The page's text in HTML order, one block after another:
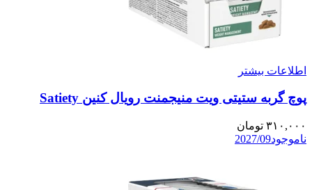
اطلاعات بیشتر
پوچ گربه ستیتی ویت منیجمنت رویال کنین Satiety
۳۱۰,۰۰۰ تومان
ناموجود2027/09